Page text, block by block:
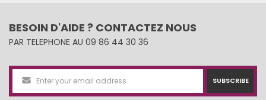
BESOIN D'AIDE ? CONTACTEZ NOUS
PAR TELEPHONE AU 09 86 44 30 36
SUBSCRIBE